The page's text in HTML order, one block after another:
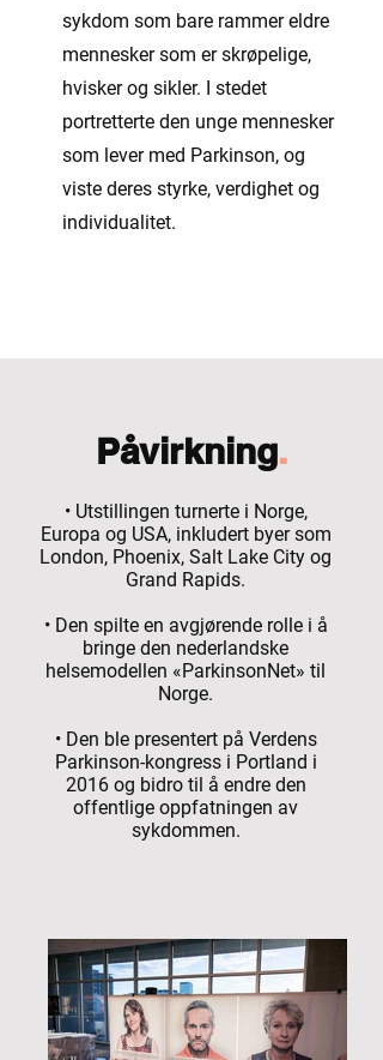
sykdom som bare rammer eldre
mennesker som er skrøpelige,
hvisker og sikler. I stedet
portretterte den unge mennesker
som lever med Parkinson, og
viste deres styrke, verdighet og
individualitet.
Påvirkning.
• Utstillingen turnerte i Norge,
Europa og USA, inkludert byer som
London, Phoenix, Salt Lake City og
Grand Rapids.
• Den spilte en avgjørende rolle i å
bringe den nederlandske
helsemodellen «ParkinsonNet» til
Norge.
• Den ble presentert på Verdens
Parkinson-kongress i Portland i
2016 og bidro til å endre den
offentlige oppfatningen av
sykdommen.